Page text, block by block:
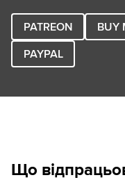
PATREON BUY
PAYPAL
Що